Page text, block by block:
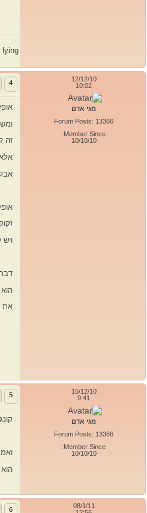
lying
12/12/10
10:02
מגי אדם
Forum Posts: 13366
Member Since:
10/10/10
4
זה
ויש
את
15/12/10
9:41
מגי אדם
Forum Posts: 13366
Member Since:
10/10/10
5
08/1/11
6